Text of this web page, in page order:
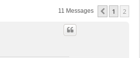
11 Messages 1 2